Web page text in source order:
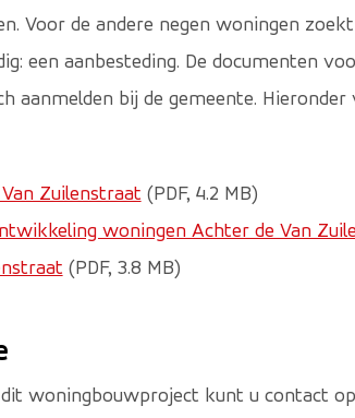
Voor de andere negen woningen
een aanbesteding. De documenten
aanmelden bij de gemeente.
Zuilenstraat (PDF, 4.2 MB)
woningen Achter de Van
(PDF, 3.8 MB)
woningbouwproject kunt u contact